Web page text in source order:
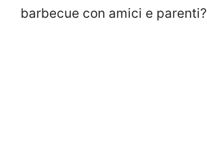
barbecue con amici e parenti?